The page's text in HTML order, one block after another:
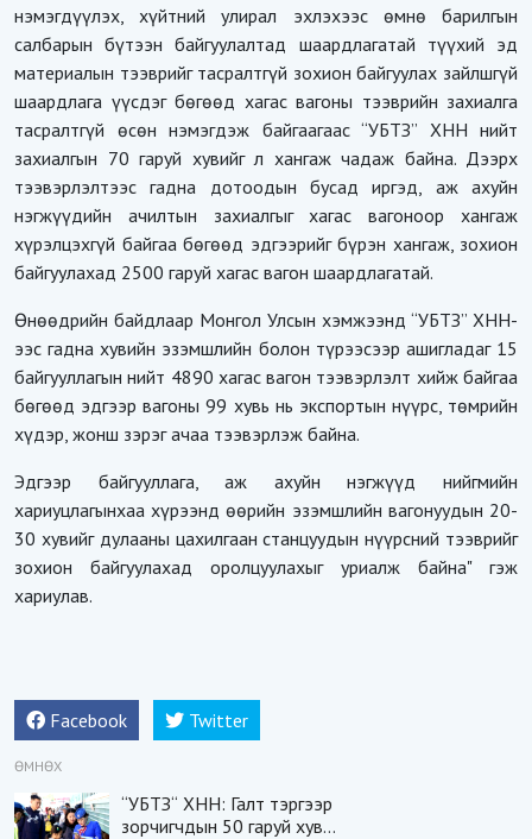
нэмэгдүүлэх, хүйтний улирал эхлэхээс өмнө барилгын
салбарын бүтээн байгуулалтад шаардлагатай түүхий эд
материалын тээврийг тасралтгүй зохион байгуулах зайлшгүй
шаардлага үүсдэг бөгөөд хагас вагоны тээврийн захиалга
тасралтгүй өсөн нэмэгдэж байгаагаас “УБТЗ” ХНН нийт
захиалгын 70 гаруй хувийг л хангаж чадаж байна. Дээрх
тээвэрлэлтээс гадна дотоодын бусад иргэд, аж ахуйн
нэгжүүдийн ачилтын захиалгыг хагас вагоноор хангаж
хүрэлцэхгүй байгаа бөгөөд эдгээрийг бүрэн хангаж, зохион
байгуулахад 2500 гаруй хагас вагон шаардлагатай.
Өнөөдрийн байдлаар Монгол Улсын хэмжээнд “УБТЗ” ХНН-
ээс гадна хувийн эзэмшлийн болон түрээсээр ашигладаг 15
байгууллагын нийт 4890 хагас вагон тээвэрлэлт хийж байгаа
бөгөөд эдгээр вагоны 99 хувь нь экспортын нүүрс, төмрийн
хүдэр, жонш зэрэг ачаа тээвэрлэж байна.
Эдгээр байгууллага, аж ахуйн нэгжүүд нийгмийн
хариуцлагынхаа хүрээнд өөрийн эзэмшлийн вагонуудын 20-
30 хувийг дулааны цахилгаан станцуудын нүүрсний тээврийг
зохион байгуулахад оролцуулахыг уриалж байна" гэж
хариулав.
Facebook Twitter
ӨМНӨХ
“УБТЗ“ ХНН: Галт тэргээр
зорчигчдын 50 гаруй хувь